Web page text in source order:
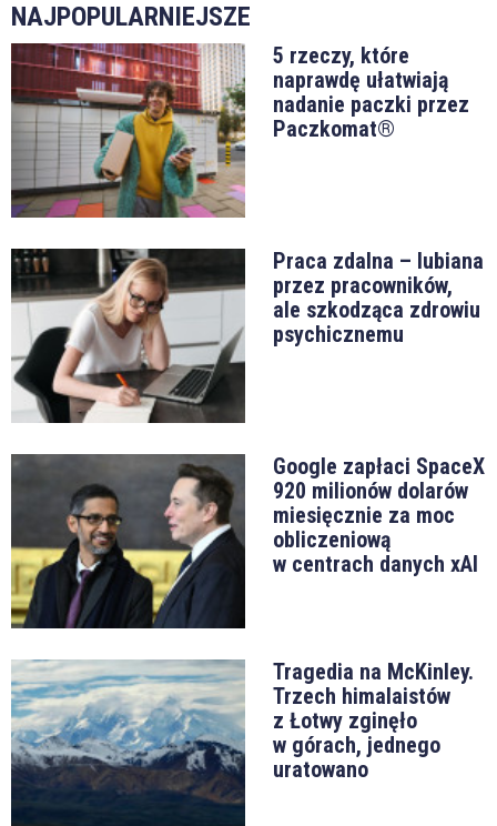
NAJPOPULARNIEJSZE
5 rzeczy, które
naprawdę ułatwiają
nadanie paczki przez
Paczkomat®
Praca zdalna – lubiana
przez pracowników,
ale szkodząca zdrowiu
psychicznemu
Google zapłaci SpaceX
920 milionów dolarów
miesięcznie za moc
obliczeniową
w centrach danych xAI
Tragedia na McKinley.
Trzech himalaistów
z Łotwy zginęło
w górach, jednego
uratowano